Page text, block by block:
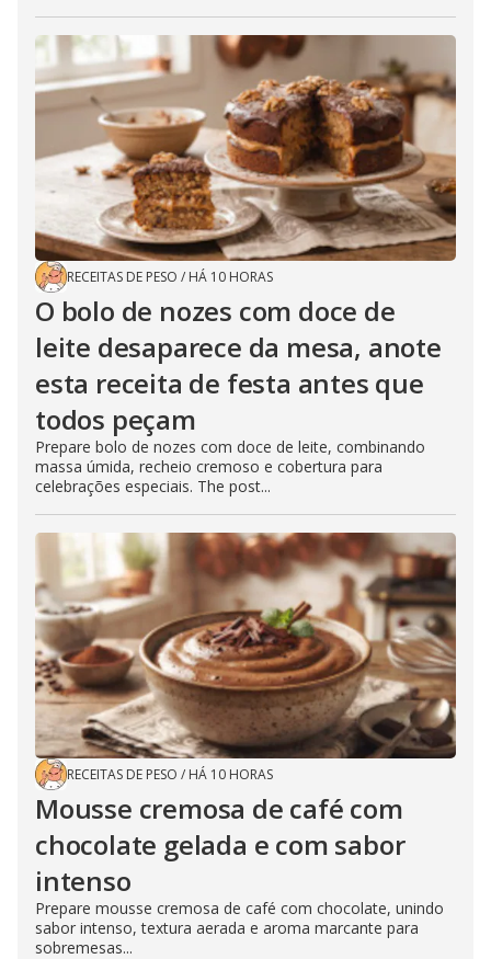
RECEITAS DE PESO / HÁ 10 HORAS
O bolo de nozes com doce de
leite desaparece da mesa, anote
esta receita de festa antes que
todos peçam
Prepare bolo de nozes com doce de leite, combinando
massa úmida, recheio cremoso e cobertura para
celebrações especiais. The post...
RECEITAS DE PESO / HÁ 10 HORAS
Mousse cremosa de café com
chocolate gelada e com sabor
intenso
Prepare mousse cremosa de café com chocolate, unindo
sabor intenso, textura aerada e aroma marcante para
sobremesas...